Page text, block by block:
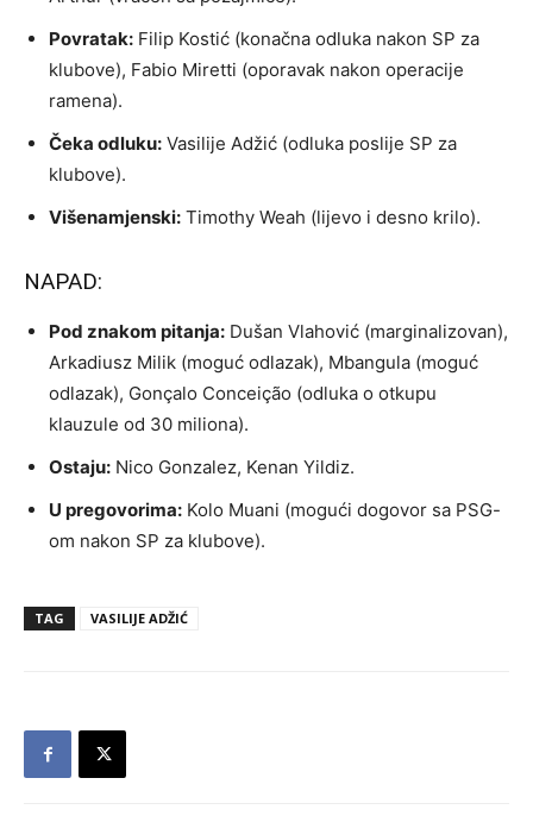
Povratak: Filip Kostić (konačna odluka nakon SP za
klubove), Fabio Miretti (oporavak nakon operacije
ramena).
Čeka odluku: Vasilije Adžić (odluka poslije SP za
klubove).
Višenamjenski: Timothy Weah (lijevo i desno krilo).
NAPAD:
Pod znakom pitanja: Dušan Vlahović (marginalizovan),
Arkadiusz Milik (moguć odlazak), Mbangula (moguć
odlazak), Gonçalo Conceição (odluka o otkupu
klauzule od 30 miliona).
Ostaju: Nico Gonzalez, Kenan Yildiz.
U pregovorima: Kolo Muani (mogući dogovor sa PSG-
om nakon SP za klubove).
TAG VASILIJE ADŽIĆ